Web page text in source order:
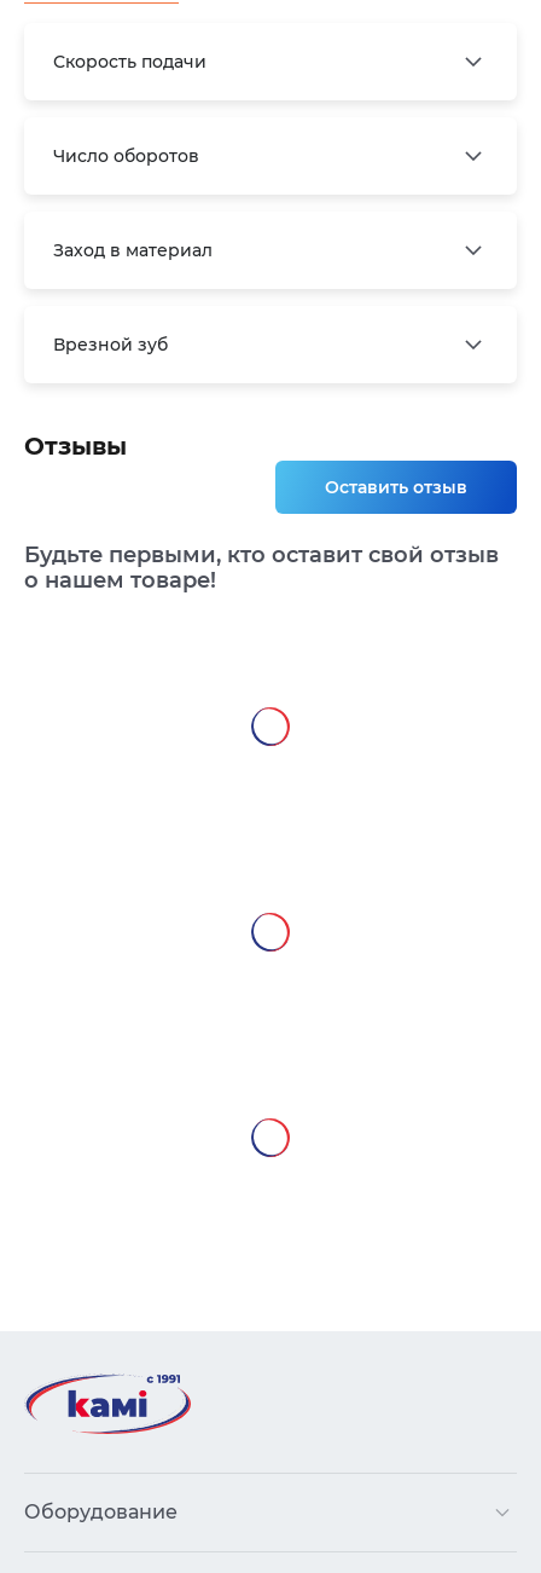
Скорость подачи
Число оборотов
Заход в материал
Врезной зуб
Отзывы
Оставить отзыв
Будьте первыми, кто оставит свой отзыв
о нашем товаре!
Оборудование